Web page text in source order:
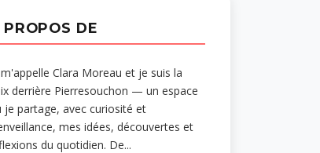
PROPOS DE
m'appelle Clara Moreau et je suis la
derrière Pierresouchon — un espace
je partage, avec curiosité et
mes idées, découvertes et
du quotidien. De...